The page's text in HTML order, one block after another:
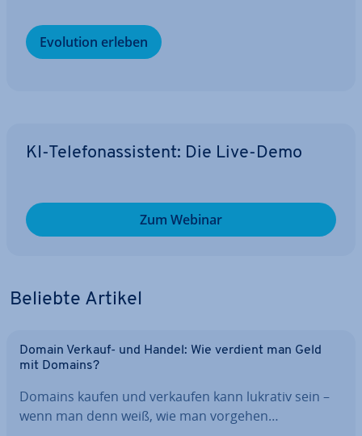
Evolution erleben
KI-Te­le­fon­as­sis­tent: Die Live-Demo
Zum Webinar
Beliebte Artikel
Domain Verkauf- und Handel: Wie verdient man Geld
mit Domains?
Domains kaufen und verkaufen kann lukrativ sein –
wenn man denn weiß, wie man vorgehen…